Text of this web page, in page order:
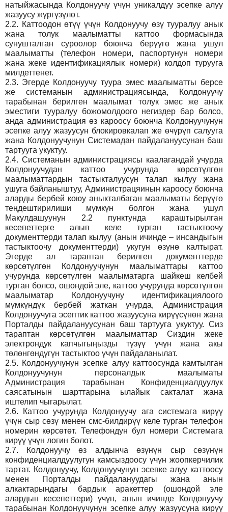
натыйжасында Колдонуучу үчүн уникалдуу эсепке алуу
жазуусу жүргүзүлөт.
2.2. Каттоодон өтүү үчүн Колдонуучу өзү тууралуу анык
жана толук маалыматты каттоо формасында
сунушталган суроолор боюнча берүүгө жана ушул
маалыматты (телефон номери, паспортунун номери
жана жеке идентификациялык номери) колдоп турууга
милдеттенет.
2.3. Эгерде Колдонуучу туура эмес маалыматты берсе
же системанын администрациясында, Колдонуучу
тарабынан берилген маалымат толук эмес же анык
эместиги тууралуу божомолдоого негиздер бар болсо,
анда администрация өз кароосу боюнча Колдонуучунун
эсепке алуу жазуусун блокировкалап же өчүрүп салууга
жана Колдонуучунун Системадан пайдалануусунан баш
тартууга укуктуу.
2.4. Системанын администрациясы каалагандай учурда
Колдонуучудан каттоо учурунда көрсөтүлгөн
маалыматтардын тастыкталуусун талап кылуу жана
ушуга байланыштуу, Администрацяинын кароосу боюнча
аларды бербей коюу аныкталбаган маалыматы берүүгө
теңдештирилиши мүмкүн болгон жана ушул
Макулдашуунун 2.2 пунктунда караштырылган
кесепеттерге алып келе турган тастыктоочу
документтерди талап кылуу (анын ичинде – инсандыгын
тастыктоочу документтерди) укугун өзүнө калтырат.
Эгерде ал тараптан берилген документтерде
көрсөтүлгөн Колдонуучунун маалыматтары каттоо
учурунда көрсөтүлгөн маалыматарга шайкеш келбей
турган болсо, ошондой эле, каттоо учурунда көрсөтүлгөн
маалыматар Колдонуучуну идентификациялоого
мүмкүндүк бербей жаткан учурда, Администрация
Колдонуучуга эсептик каттоо жазуусуна кирүүсүнөн жана
Порталды пайдалануусунан баш тартууга укуктуу. Сиз
тараптан көрсөтүлгөн маалыматтар Сиздин жеке
электрондук капчыгыңызды түзүү үчүн жана акы
төлөнгөндүгүн тастыктоо үчүн пайдаланылат.
2.5. Колдонуучунун эсепке алуу каттоосунда камтылган
Колдонуучунун персоналдык маалыматы
Администрация тарабынан Конфиденциалдуулук
саясатынын шарттарына ылайык сакталат жана
иштелип чыгарылат.
2.6.
Каттоо учурунда Колдонуучу ага системага кирүү
үчүн сыр сөзү менен смс-билдирүү келе турган телефон
номерин көрсөтөт. Телефондун бул номери Системага
кирүү үчүн логин болот.
2.7.
Колдонуучу өз алдынча өзүнүн сыр сөзүнүн
конфиденциалдуулугун камсыздоосу үчүн жоопкерчилик
тартат. Колдонуучу, Колдонуучунун эсепке алуу каттоосу
менен Порталды пайдалануудагы жана анын
алкактарындагы бардык аракеттер (ошондой эле
алардын кесепеттери) үчүн, анын ичинде Колдонуучу
тарабынан Колдонуучунун эсепке алуу жазуусуна кирүү